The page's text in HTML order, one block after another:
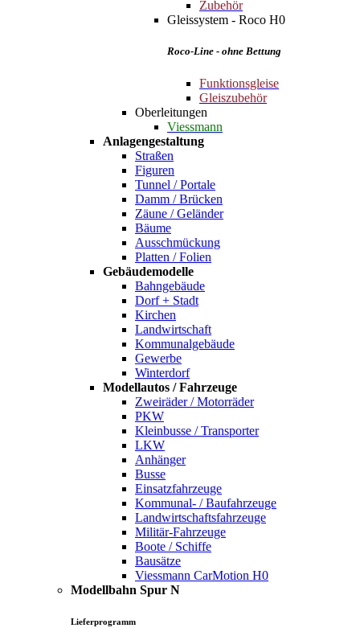
Zubehör
Gleissystem - Roco H0
Roco-Line - ohne Bettung
Funktionsgleise
Gleiszubehör
Oberleitungen
Viessmann
Anlagengestaltung
Straßen
Figuren
Tunnel / Portale
Damm / Brücken
Zäune / Geländer
Bäume
Ausschmückung
Platten / Folien
Gebäudemodelle
Bahngebäude
Dorf + Stadt
Kirchen
Landwirtschaft
Kommunalgebäude
Gewerbe
Winterdorf
Modellautos / Fahrzeuge
Zweiräder / Motorräder
PKW
Kleinbusse / Transporter
LKW
Anhänger
Busse
Einsatzfahrzeuge
Kommunal- / Baufahrzeuge
Landwirtschaftsfahrzeuge
Militär-Fahrzeuge
Boote / Schiffe
Bausätze
Viessmann CarMotion H0
Modellbahn Spur N
Lieferprogramm